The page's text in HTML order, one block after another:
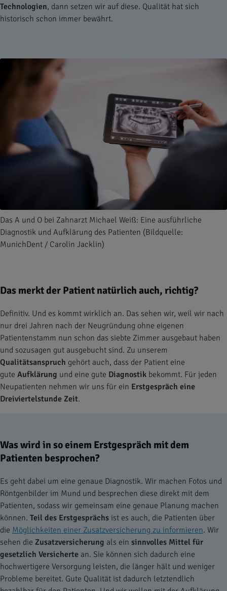
Technologien, dann setzen wir auf diese. Qualität hat sich
historisch schon immer bewährt.
Das A und O bei Zahnarzt Michael Weiß: Eine ausführliche
Diagnostik und Aufklärung des Patienten (Bildquelle:
MunichDent / Carolin Jacklin)
Das merkt der Patient natürlich auch, richtig?
Definitiv. Und es kommt wirklich an. Das sehen wir, weil wir nach
nur drei Jahren nach der Neugründung ohne eigenen
Patientenstamm nun schon das siebte Zimmer ausgebaut haben
und sozusagen gut ausgebucht sind. Zu unserem
Qualitätsanspruch gehört auch, dass der Patient eine
gute Aufklärung und eine gute Diagnostik bekommt. Für jeden
Neupatienten nehmen wir uns für ein Erstgespräch eine
Dreiviertelstunde Zeit.
Was wird in so einem Erstgespräch mit dem
Patienten besprochen?
Es geht dabei um eine genaue Diagnostik. Wir machen Fotos und
Röntgenbilder im Mund und besprechen diese direkt mit dem
Patienten, sodass wir gemeinsam eine genaue Planung machen
können. Teil des Erstgesprächs ist es auch, die Patienten über
die Möglichkeiten einer Zusatzversicherung zu informieren. Wir
sehen die Zusatzversicherung als ein sinnvolles Mittel für
gesetzlich Versicherte an. Sie können sich dadurch eine
hochwertigere Versorgung leisten, die länger hält und weniger
Probleme bereitet. Gute Qualität ist dadurch letztendlich